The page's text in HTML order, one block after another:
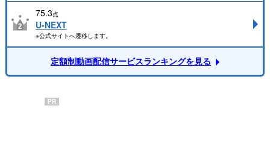
75.3点
U-NEXT
※公式サイトへ遷移します。
定額制動画配信サービスランキングを見る
PR